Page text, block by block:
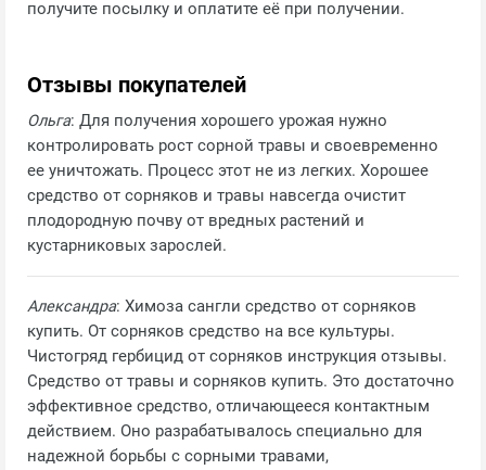
получите посылку и оплатите её при получении.
Отзывы покупателей
Ольга: Для получения хорошего урожая нужно
контролировать рост сорной травы и своевременно
ее уничтожать. Процесс этот не из легких. Хорошее
средство от сорняков и травы навсегда очистит
плодородную почву от вредных растений и
кустарниковых зарослей.
Александра: Химоза сангли средство от сорняков
купить. От сорняков средство на все культуры.
Чистогряд гербицид от сорняков инструкция отзывы.
Средство от травы и сорняков купить. Это достаточно
эффективное средство, отличающееся контактным
действием. Оно разрабатывалось специально для
надежной борьбы с сорными травами,